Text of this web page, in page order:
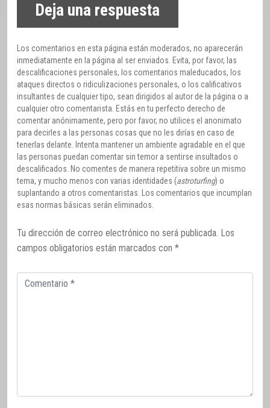
Deja una respuesta
Los comentarios en esta página están moderados, no aparecerán
inmediatamente en la página al ser enviados. Evita, por favor, las
descalificaciones personales, los comentarios maleducados, los
ataques directos o ridiculizaciones personales, o los calificativos
insultantes de cualquier tipo, sean dirigidos al autor de la página o a
cualquier otro comentarista. Estás en tu perfecto derecho de
comentar anónimamente, pero por favor, no utilices el anonimato
para decirles a las personas cosas que no les dirías en caso de
tenerlas delante. Intenta mantener un ambiente agradable en el que
las personas puedan comentar sin temor a sentirse insultados o
descalificados. No comentes de manera repetitiva sobre un mismo
tema, y mucho menos con varias identidades (astroturfing) o
suplantando a otros comentaristas. Los comentarios que incumplan
esas normas básicas serán eliminados.
Tu dirección de correo electrónico no será publicada. Los
campos obligatorios están marcados con *
Comentario